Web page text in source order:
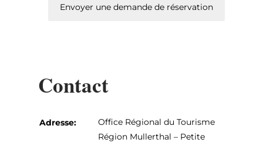
Envoyer une demande de réservation
Contact
Adresse:
Office Régional du Tourisme
Région Mullerthal – Petite